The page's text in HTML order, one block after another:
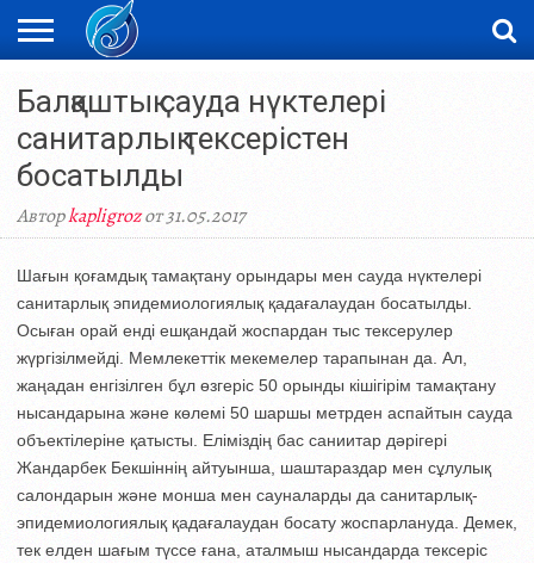
НОВОСТИ
ВИДЕО
ФОТОРЕПОРТАЖИ
ОРКЕН
LIVETV
Балқаштық сауда нүктелері
санитарлық тексерістен
босатылды
Авторkapligrozот 31.05.2017
Шағын қоғамдық тамақтану орындары мен сауда нүктелері
санитарлық эпидемиологиялық қадағалаудан босатылды.
Осыған орай енді ешқандай жоспардан тыс тексерулер
жүргізілмейді. Мемлекеттік мекемелер тарапынан да. Ал,
жаңадан енгізілген бұл өзгеріс 50 орынды кішігірім тамақтану
нысандарына және көлемі 50 шаршы метрден аспайтын сауда
объектілеріне қатысты. Еліміздің бас саниитар дәрігері
Жандарбек Бекшіннің айтуынша, шаштараздар мен сұлулық
салондарын және монша мен сауналарды да санитарлық-
эпидемиологиялық қадағалаудан босату жоспарлануда. Демек,
тек елден шағым түссе ғана, аталмыш нысандарда тексеріс